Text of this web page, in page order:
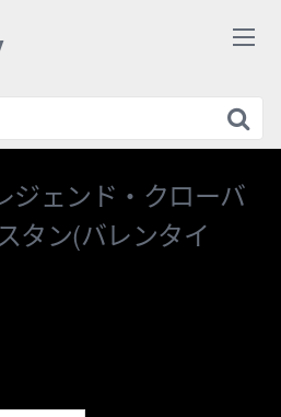
ジェンド・クローバ
タン(バレンタイ